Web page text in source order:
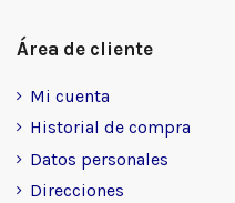
Área de cliente
Mi cuenta
Historial de compra
Datos personales
Direcciones